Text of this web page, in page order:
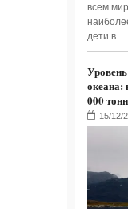
всем
дети в
океана:
000